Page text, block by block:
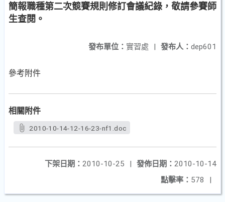
簡報職種第二次競賽規則修訂會議紀錄，敬請參賽師
生查閱。
發布人： dep601
發布單位： 實習處 |
參考附件
相關附件
2010-10-14-12-16-23-nf1.doc
發佈日期： 2010-10-14
下架日期： 2010-10-25
|
點擊率： 578 |